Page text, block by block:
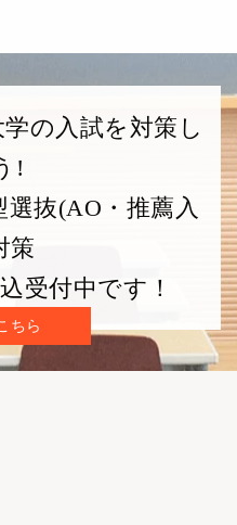
の入試を対策し
!
抜(AO・推薦入
策
受付中です！
ちら